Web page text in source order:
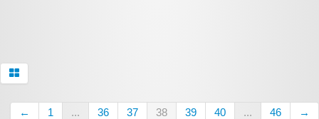
← 1 ... 36 37 38 39 40 ... 46 →